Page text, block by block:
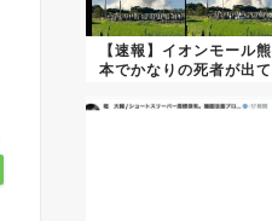
【速報】イオンモール熊
本でかなりの死者が出て